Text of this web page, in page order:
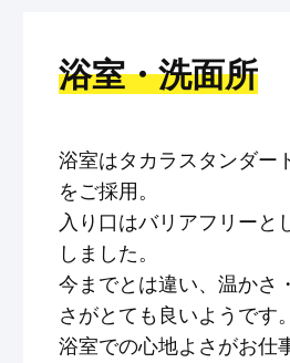
浴室・洗面所
浴室はタカラスタンダー
をご採用。
入り口はバリアフリーと
しました。
今までとは違い、温かさ
さがとても良いようです。
浴室での心地よさがお仕